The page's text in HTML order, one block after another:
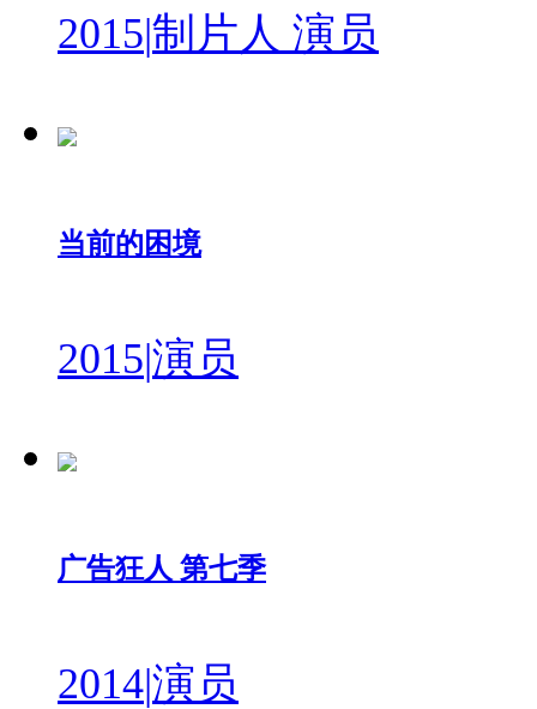
2015|制片人 演员
当前的困境
2015|演员
广告狂人 第七季
2014|演员